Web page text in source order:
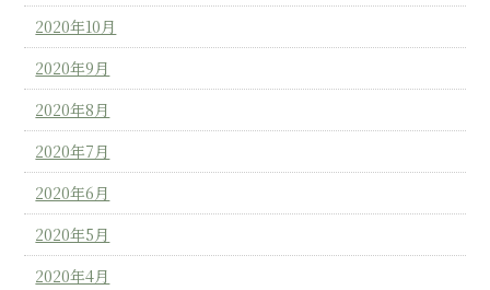
2020年10月
2020年9月
2020年8月
2020年7月
2020年6月
2020年5月
2020年4月